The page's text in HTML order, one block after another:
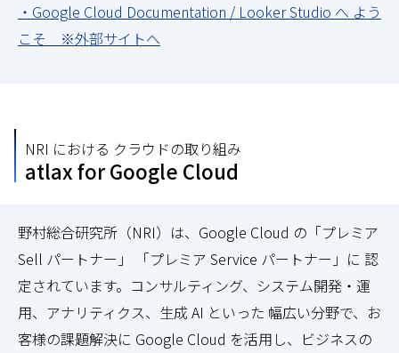
・Google Cloud Documentation / Looker Studio へ よう
こそ ※外部サイトへ
NRI における クラウドの取り組み
atlax for Google Cloud
野村総合研究所（NRI）は、Google Cloud の「プレミア
Sell パートナー」 「プレミア Service パートナー」に 認
定されています。コンサルティング、システム開発・運
用、アナリティクス、生成 AI といった 幅広い分野で、お
客様の課題解決に Google Cloud を活用し、ビジネスの